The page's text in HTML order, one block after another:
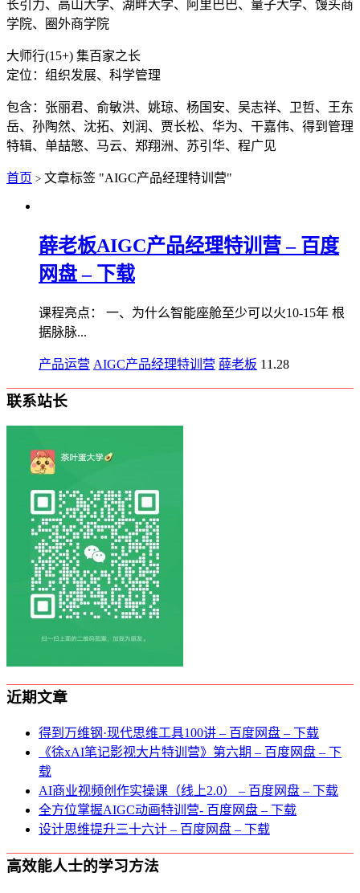
长引力、高山大学、湖畔大学、阿里巴巴、量子大学、馒头商
学院、圈外商学院
大师行(15+) 集百家之长
定位：组织发展、科学管理
包含：张丽君、俞敏洪、姚琼、杨国安、吴志祥、卫哲、王东
岳、孙陶然、沈拓、刘润、贾长松、华为、干嘉伟、得到管理
特辑、单喆慜、马云、郑翔洲、苏引华、程广见
首页 > 文章标签 "AIGC产品经理特训营"
薛老板AIGC产品经理特训营 – 百度
网盘 – 下载
课程亮点： 一、为什么智能座舱至少可以火10-15年 根
据脉脉...
产品运营 AIGC产品经理特训营 薛老板 11.28
联系站长
近期文章
得到万维钢·现代思维⼯具100讲 – 百度网盘 – 下载
《徐xAI笔记影视大片特训营》第六期 – 百度网盘 – 下
载
AI商业视频创作实操课（线上2.0） – 百度网盘 – 下载
全方位掌握AIGC动画特训营- 百度网盘 – 下载
设计思维提升三十六计 – 百度网盘 – 下载
高效能人士的学习方法